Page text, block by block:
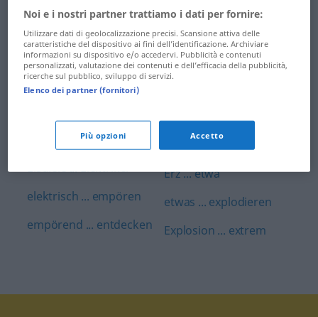
Einheit ... einliefern
einloggen ... Einsamkeit
Einsatz ... einsperren
Einspruch ...
einwandern ... Eisberg
Eisdiele ... Elektriker
elektrisch ... empören
empörend ... entdecken
erfreulich ... erinnern
Erinnerung ...
ermöglichen
errichten ... erstaunlich
erste ... erwürgen
Erz ... etwa
etwas ... explodieren
Explosion ... extrem
Noi e i nostri partner trattiamo i dati per fornire:
Utilizzare dati di geolocalizzazione precisi. Scansione attiva delle
caratteristiche del dispositivo ai fini dell’identificazione. Archiviare
informazioni su dispositivo e/o accedervi. Pubblicità e contenuti
personalizzati, valutazione dei contenuti e dell’efficacia della pubblicità,
ricerche sul pubblico, sviluppo di servizi.
Elenco dei partner (fornitori)
Più opzioni Accetto